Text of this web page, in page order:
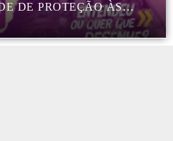
DE PROTEÇÃO ÀS